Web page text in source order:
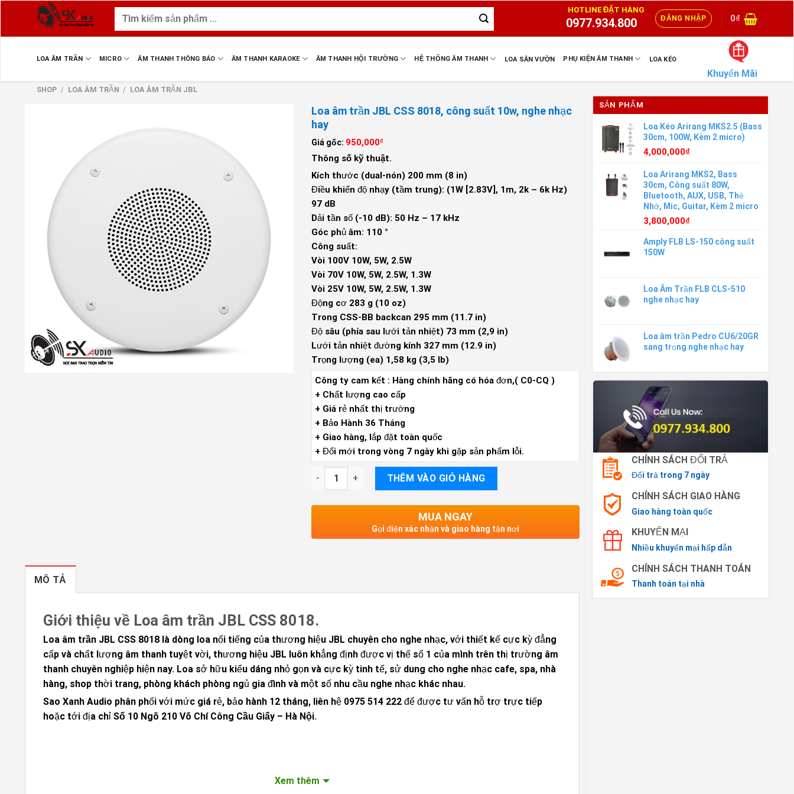
content
kiếm:
HOTLINE ĐẶT HÀNG
0977.934.800 ĐĂNG NHẬP 0₫
LOA ÂM TRẦN MICRO ÂM THANH THÔNG BÁO ÂM THANH KARAOKE ÂM THANH HỘI TRƯỜNG HỆ THỐNG ÂM THANH LOA SÂN VƯỜN PHỤ KIỆN ÂM THANH LOA KÉO
Khuyến Mãi
SHOP / LOA ÂM TRẦN / LOA ÂM TRẦN JBL
SẢN PHẨM
Loa Kéo Arirang MKS2.5 (Bass
30cm, 100W, Kèm 2 micro)
4,000,000₫
Loa Arirang MKS2, Bass
30cm, Công suất 80W,
Bluetooth, AUX, USB, Thẻ
Nhớ, Mic, Guitar, Kèm 2 micro
3,800,000₫
Amply FLB LS-150 công suất
150W
Loa Âm Trần FLB CLS-510
nghe nhạc hay
Loa âm trần Pedro CU6/20GR
sang trọng nghe nhạc hay
CHÍNH SÁCH ĐỔI TRẢ
Đổi trả trong 7 ngày
CHÍNH SÁCH GIAO HÀNG
Giao hàng toàn quốc
KHUYẾN MẠI
Nhiều khuyến mại hấp dẫn
CHÍNH SÁCH THANH TOÁN
Thanh toán tại nhà
Loa âm trần JBL CSS 8018, công suất 10w, nghe nhạc
hay
Giá gốc: 950,000₫
Thông số kỹ thuật.
Kích thước (dual-nón) 200 mm (8 in)
Điều khiển độ nhạy (tầm trung): (1W [2.83V], 1m, 2k – 6k Hz)
97 dB
Dải tần số (-10 dB): 50 Hz – 17 kHz
Góc phủ âm: 110 °
Công suất:
Vòi 100V 10W, 5W, 2.5W
Vòi 70V 10W, 5W, 2.5W, 1.3W
Vòi 25V 10W, 5W, 2.5W, 1.3W
Động cơ 283 g (10 oz)
Trong CSS-BB backcan 295 mm (11.7 in)
Độ sâu (phía sau lưới tản nhiệt) 73 mm (2,9 in)
Lưới tản nhiệt đường kính 327 mm (12.9 in)
Trọng lượng (ea) 1,58 kg (3,5 lb)
Công ty cam kết : Hàng chính hãng có hóa đơn,( C0-CQ )
+ Chất lượng cao cấp
+ Giá rẻ nhất thị trường
+ Bảo Hành 36 Tháng
+ Giao hàng, lắp đặt toàn quốc
+ Đổi mới trong vòng 7 ngày khi gặp sản phẩm lỗi.
Loa âm trần JBL CSS 8018, công suất 10w, nghe nhạc hay số lượng
THÊM VÀO GIỎ HÀNG
MUA NGAY
Gọi điện xác nhận và giao hàng tận nơi
MÔ TẢ
Giới thiệu về Loa âm trần JBL CSS 8018.
Loa âm trần JBL CSS 8018 là dòng loa nổi tiếng của thương hiệu JBL chuyên cho nghe nhạc, với thiết kế cực kỳ đẳng
cấp và chất lượng âm thanh tuyệt vời, thương hiệu JBL luôn khẳng định được vị thế số 1 của mình trên thị trường âm
thanh chuyên nghiệp hiện nay. Loa sở hữu kiểu dáng nhỏ gọn và cực kỳ tinh tế, sử dung cho nghe nhạc cafe, spa, nhà
hàng, shop thời trang, phòng khách phòng ngủ gia đình và một số nhu cầu nghe nhạc khác nhau.
Sao Xanh Audio phân phối với mức giá rẻ, bảo hành 12 tháng, liên hệ 0975 514 222 để được tư vấn hỗ trợ trực tiếp
hoặc tới địa chỉ Số 10 Ngõ 210 Võ Chí Công Cầu Giấy – Hà Nội.
Xem thêm